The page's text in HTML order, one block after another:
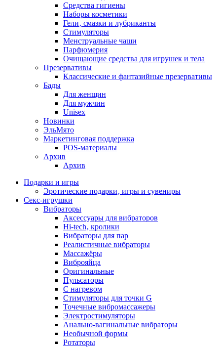
Средства гигиены
Наборы косметики
Гели‚ смазки и лубриканты
Стимуляторы
Менструальные чаши
Парфюмерия
Очищающие средства для игрушек и тела
Презервативы
Классические и фантазийные презервативы
Бады
Для женщин
Для мужчин
Unisex
Новинки
ЭльМято
Маркетинговая поддержка
POS-материалы
Архив
Архив
Подарки и игры
Эротические подарки‚ игры и сувениры
Секс-игрушки
Вибраторы
Аксессуары для вибраторов
Hi-tech‚ кролики
Вибраторы для пар
Реалистичные вибраторы
Массажёры
Виброяйца
Оригинальные
Пульсаторы
С нагревом
Стимуляторы для точки G
Точечные вибромассажеры
Электростимуляторы
Анально-вагинальные вибраторы
Необычной формы
Ротаторы